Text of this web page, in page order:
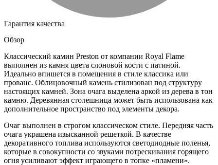
Гарантия качества
Обзор
Классический камин Preston от компании Royal Flame
выполнен из камня цвета слоновой кости с патиной.
Идеально впишется в помещения в стиле классика или
прованс. Облицовочный камень стилизован под структуру
настоящих камней. Зона очага выделена аркой из дерева в тон
камню. Деревянная столешница может быть использована как
дополнительное пространство под элементы декора.
Очаг выполнен в строгом классическом стиле. Передняя часть
очага украшена изысканной решеткой. В качестве
декоративного топлива используются светодиодные поленья,
которые в совокупности со звуками потрескивания горящего
огня усиливают эффект играющего в топке «пламени».